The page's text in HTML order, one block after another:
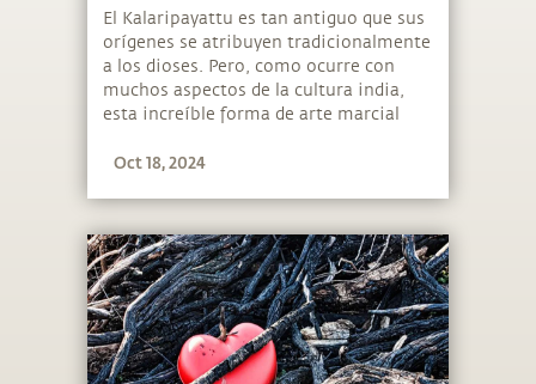
El Kalaripayattu es tan antiguo que sus
orígenes se atribuyen tradicionalmente
a los dioses. Pero, como ocurre con
muchos aspectos de la cultura india,
esta increíble forma de arte marcial
Muni.
Oct 18, 2024